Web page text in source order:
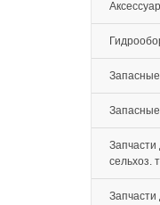
Запчасти
сельхоз.
Запчасти